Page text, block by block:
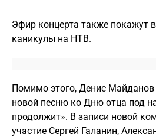
Эфир концерта также покажут
каникулы на НТВ.
Помимо этого, Денис
новой песню ко Дню отца под
продолжит». В записи новой
участие Сергей Галанин,